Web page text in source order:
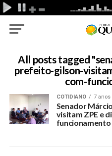
All posts tagged
prefeito-gilson-
com-
COTIDIANO 7 anos
Senador
visitam ZPE e
funcionamento